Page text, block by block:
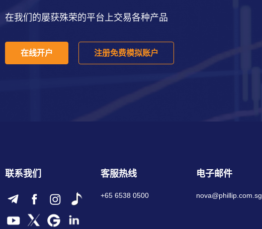
在我们的屡获殊荣的平台上交易各种产品
在线开户 注册免费模拟账户
联系我们 客服热线
+65 6538 0500
电子邮件
nova@phillip.com.sg